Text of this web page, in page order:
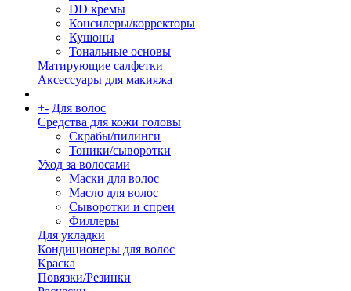
DD кремы
Консилеры/корректоры
Кушоны
Тональные основы
Матирующие салфетки
Аксессуары для макияжа
+- Для волос
Средства для кожи головы
Скрабы/пилинги
Тоники/сыворотки
Уход за волосами
Маски для волос
Масло для волос
Сыворотки и спреи
Филлеры
Для укладки
Кондиционеры для волос
Краска
Повязки/Резинки